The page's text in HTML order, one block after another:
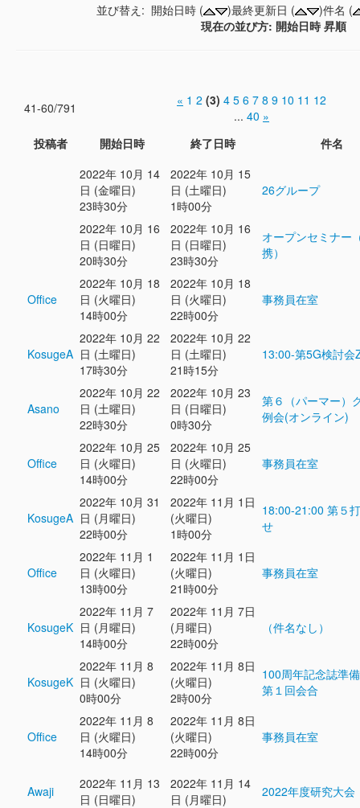
並び替え: 開始日時 ( )最終更新日 (
)件名 (
現在の並び方: 開始日時 昇順
41-60/791 « 1 2 (3) 4 5 6 7 8 9 10 11 12
... 40 »
投稿者
開始日時 終了日時
件名
2022年 10月 14
日 (金曜日)
23時30分
2022年 10月 15
日 (土曜日)
1時00分
26グループ
2022年 10月 16
日 (日曜日)
20時30分
2022年 10月 16
日 (日曜日)
23時30分
オープンセミナー
携）
Office
2022年 10月 18
日 (火曜日)
14時00分
2022年 10月 18
日 (火曜日)
22時00分
事務員在室
KosugeA
2022年 10月 22
日 (土曜日)
17時30分
2022年 10月 22
日 (土曜日)
21時15分
13:00-第5G検討会
Asano
2022年 10月 22
日 (土曜日)
22時30分
2022年 10月 23
日 (日曜日)
0時30分
第６（パーマー）
例会(オンライン)
Office
2022年 10月 25
日 (火曜日)
14時00分
2022年 10月 25
日 (火曜日)
22時00分
事務員在室
KosugeA
2022年 10月 31
日 (月曜日)
22時00分
2022年 11月 1日
(火曜日)
1時00分
18:00-21:00 第５
せ
Office
2022年 11月 1
日 (火曜日)
13時00分
2022年 11月 1日
(火曜日)
21時00分
事務員在室
KosugeK
2022年 11月 7
日 (月曜日)
14時00分
2022年 11月 7日
(月曜日)
22時00分
（件名なし）
KosugeK
2022年 11月 8
日 (火曜日)
0時00分
2022年 11月 8日
(火曜日)
2時00分
100周年記念誌準
第１回会合
Office
2022年 11月 8
日 (火曜日)
14時00分
2022年 11月 8日
(火曜日)
22時00分
事務員在室
Awaji
2022年 11月 13
日 (日曜日)
2022年 11月 14
日 (月曜日)
2022年度研究大会